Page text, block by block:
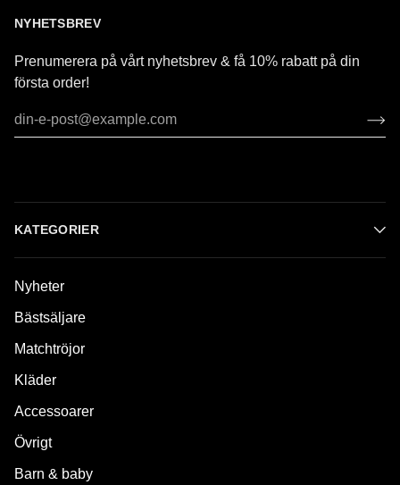
NYHETSBREV
Prenumerera på vårt nyhetsbrev & få 10% rabatt på din
första order!
KATEGORIER
Nyheter
Bästsäljare
Matchtröjor
Kläder
Accessoarer
Övrigt
Barn & baby